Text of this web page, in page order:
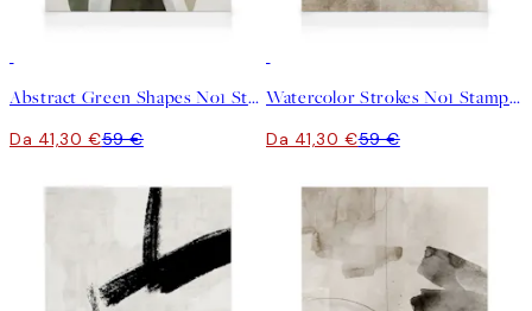
Abstract Green Shapes No1 Stampa su Tela
Da 41,30 €59 €
Watercolor Strokes No1 Stampa su Tela
Da 41,30 €59 €